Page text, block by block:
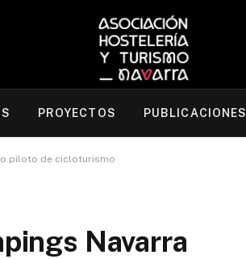
PROYECTOS PUBLICACIONES
piloto de cicloturismo
Navarra